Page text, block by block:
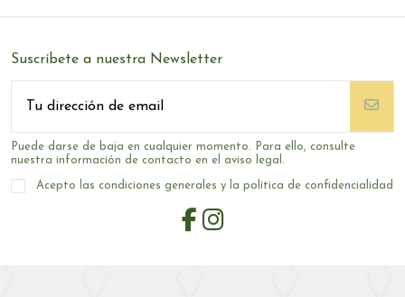
Suscríbete a nuestra Newsletter
Puede darse de baja en cualquier momento. Para ello, consulte
nuestra información de contacto en el aviso legal.
Acepto las condiciones generales y la política de confidencialidad